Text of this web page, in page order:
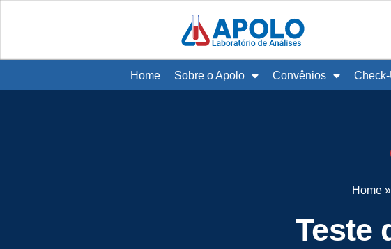
Home Sobre o Apolo Convênios
Home»
Teste